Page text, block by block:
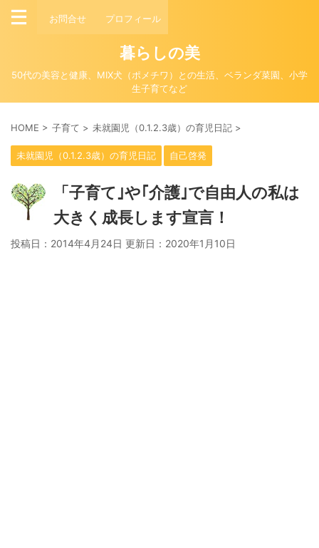
お問合せ プロフィール
暮らしの美
50代の美容と健康、MIX犬（ポメチワ）との生活、ベランダ菜園、小学
生子育てなど
HOME > 子育て > 未就園児（0.1.2.3歳）の育児日記 >
未就園児（0.1.2.3歳）の育児日記 自己啓発
「子育て｣や｢介護｣で自由人の私は
大きく成長します宣言！
投稿日：2014年4月24日 更新日： 2020年1月10日